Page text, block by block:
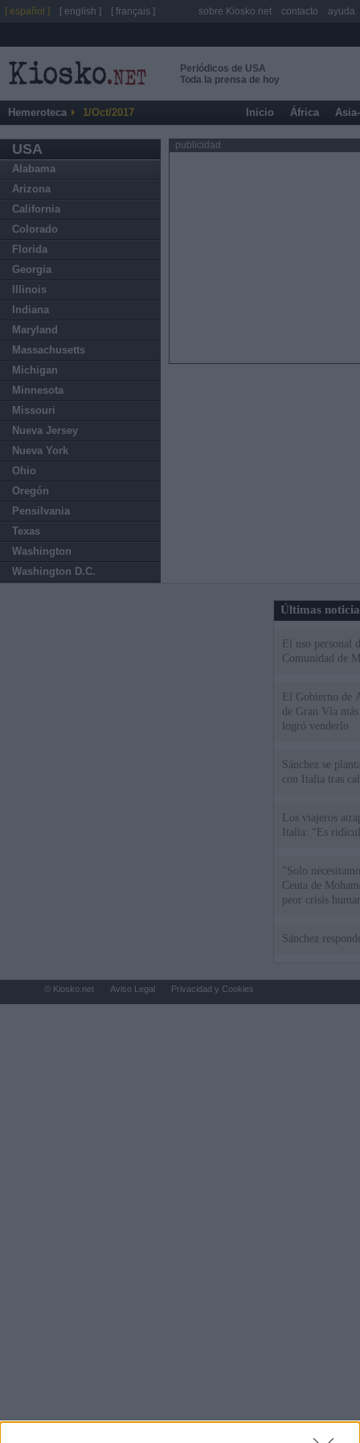
Periódicos de USA
Toda la prensa de hoy
Hemeroteca 1/Oct/2017 Inicio África
USA
Alabama
Arizona
California
Colorado
Florida
Georgia
Illinois
Indiana
Maryland
Massachusetts
Michigan
Minnesota
Missouri
Nueva Jersey
Nueva York
Ohio
Oregón
Pensilvania
Texas
Washington
Washington D.C.
publicidad
Últimas
El uso personal
Comunidad de
El Gobierno de
de Gran Vía
logró venderlo
Sánchez se
con Italia tras
Los viajeros
Italia: “Es
"Solo
Ceuta de
peor crisis
Sánchez
[ español ] [ english ] [ français ] sobre Kiosko.net contacto ayuda
© Kiosko.net Aviso Legal Privacidad y Cookies